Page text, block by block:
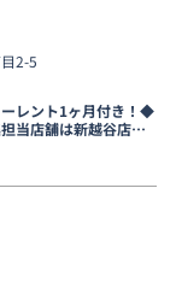
2-5
レント1ヶ月付き！◆
当店舗は新越谷店で